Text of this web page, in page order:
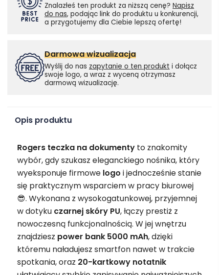
Znalazłeś ten produkt za niższą cenę? Napisz
do nas, podając link do produktu u konkurencji,
a przygotujemy dla Ciebie lepszą ofertę!
Darmowa wizualizacja
Wyślij do nas zapytanie o ten produkt i dołącz
swoje logo, a wraz z wyceną otrzymasz
darmową wizualizację.
Opis produktu
Rogers teczka na dokumenty to znakomity
wybór, gdy szukasz eleganckiego nośnika, który
wyeksponuje firmowe logo i jednocześnie stanie
się praktycznym wsparciem w pracy biurowej
😎. Wykonana z wysokogatunkowej, przyjemnej
w dotyku czarnej skóry PU, łączy prestiż z
nowoczesną funkcjonalnością. W jej wnętrzu
znajdziesz power bank 5000 mAh, dzięki
któremu naładujesz smartfon nawet w trakcie
spotkania, oraz 20-kartkowy notatnik